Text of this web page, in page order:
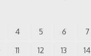
4 5 6 7
11 12 13 14